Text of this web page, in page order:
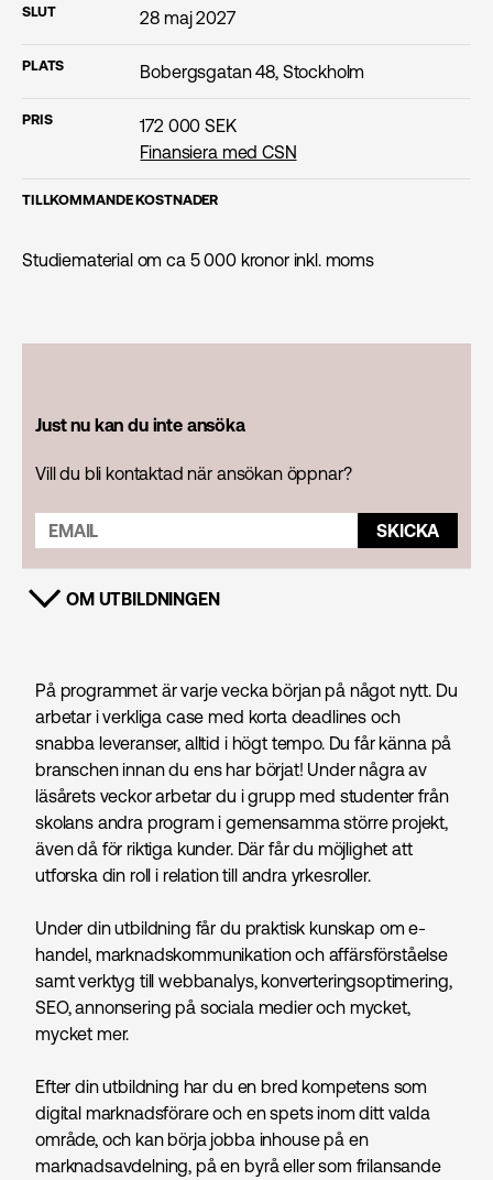
SLUT 28 maj 2027
PLATS Bobergsgatan 48, Stockholm
PRIS
172 000 SEK
Finansiera med CSN
TILLKOMMANDE KOSTNADER
Studiematerial om ca 5 000 kronor inkl. moms
Just nu kan du inte ansöka
Vill du bli kontaktad när ansökan öppnar?
SKICKA
VISA INNEHÅLL
OM UTBILDNINGEN
På programmet är varje vecka början på något nytt. Du
arbetar i verkliga case med korta deadlines och
snabba leveranser, alltid i högt tempo. Du får känna på
branschen innan du ens har börjat! Under några av
läsårets veckor arbetar du i grupp med studenter från
skolans andra program i gemensamma större projekt,
även då för riktiga kunder. Där får du möjlighet att
utforska din roll i relation till andra yrkesroller.
Under din utbildning får du praktisk kunskap om e-
handel, marknads­kommunikation och affärsförståelse
samt verktyg till webbanalys, konverteringsoptimering,
SEO, annonsering på sociala medier och mycket,
mycket mer.
Efter din utbildning har du en bred kompetens som
digital marknadsförare och en spets inom ditt valda
område, och kan börja jobba inhouse på en
marknadsavdelning, på en byrå eller som frilansande